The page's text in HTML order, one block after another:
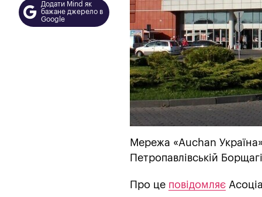
Додати Mind як
бажане джерело в
Google
Мережа «Auchan
Петропавлівській
Про це повідомляє